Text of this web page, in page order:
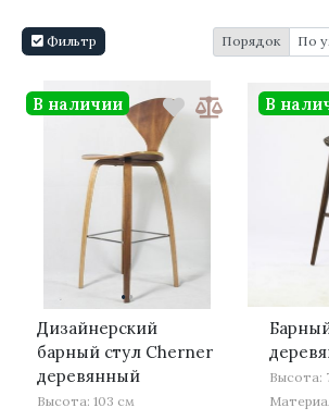
Фильтр Порядок
··
Дизайнерский
барный стул Cherner
деревянный
Высота: 103 см
В наличии
Высота:
В